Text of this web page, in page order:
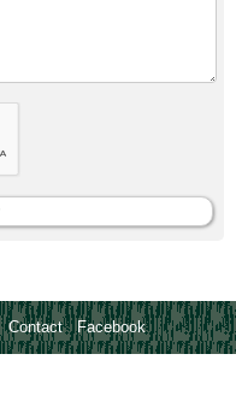
-Contact- Facebook